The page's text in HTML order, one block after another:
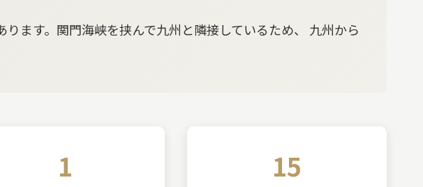
ます。関門海峡を挟んで九州と隣接しているため、 九州から
1 15